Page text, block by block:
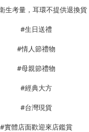
生考量，耳環不提供退換貨
#生日送禮
#情人節禮物
#母親節禮物
#經典大方
#台灣現貨
#實體店面歡迎來店鑑賞